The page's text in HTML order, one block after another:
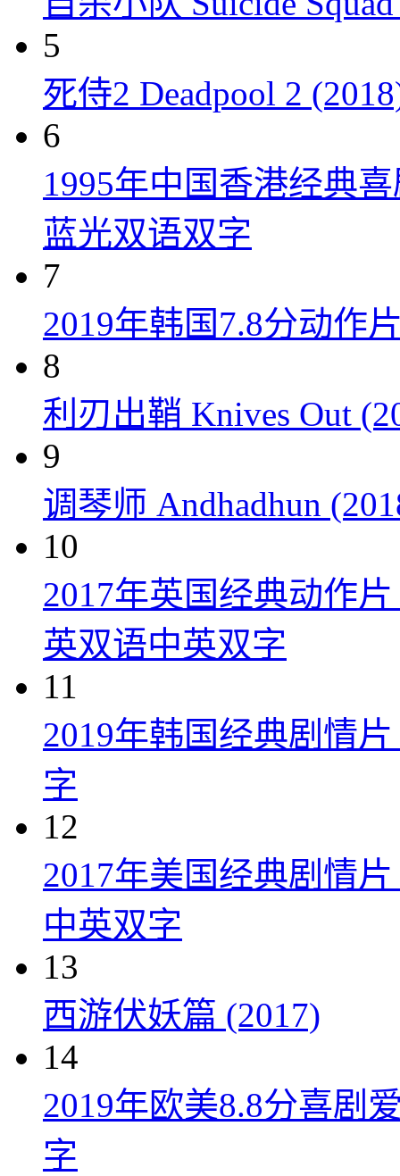
5
死侍2 Deadpool 2
6
1995年中国香港经典
蓝光双语双字
7
2019年韩国7.8分动作
8
利刃出鞘 Knives Out
9
调琴师 Andhadhun
10
2017年英国经典动作
英双语中英双字
11
2019年韩国经典剧情
字
12
2017年美国经典剧情
中英双字
13
西游伏妖篇 (2017)
14
2019年欧美8.8分喜剧
字